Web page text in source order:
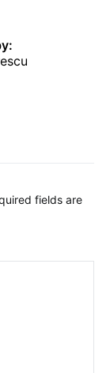
fields are